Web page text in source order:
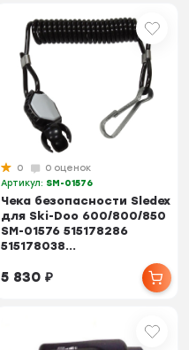
0
0 оценок
Артикул: SM-01576
Чека безопасности Sledex
для Ski-Doo 600/800/850
SM-01576 515178286
515178038...
5 830₽